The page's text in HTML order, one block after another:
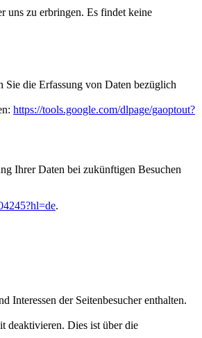
uns zu erbringen. Es findet keine
Sie die Erfassung von Daten bezüglich
https://tools.google.com/dlpage/gaoptout?
Ihrer Daten bei zukünftigen Besuchen
.
Interessen der Seitenbesucher enthalten.
deaktivieren. Dies ist über die